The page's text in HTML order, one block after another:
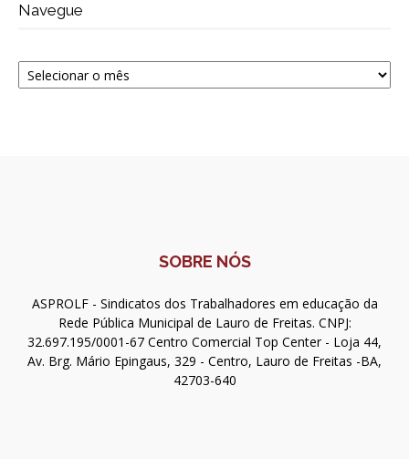
Navegue
Navegue
SOBRE NÓS
ASPROLF - Sindicatos dos Trabalhadores em educação da
Rede Pública Municipal de Lauro de Freitas. CNPJ:
32.697.195/0001-67 Centro Comercial Top Center - Loja 44,
Av. Brg. Mário Epingaus, 329 - Centro, Lauro de Freitas -BA,
42703-640